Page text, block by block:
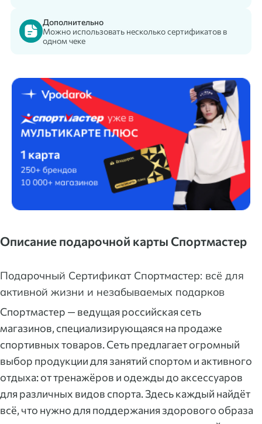
Дополнительно
Можно использовать несколько сертификатов в
одном чеке
Описание подарочной карты Спортмастер
Подарочный Сертификат Спортмастер: всё для
активной жизни и незабываемых подарков
Спортмастер — ведущая российская сеть
магазинов, специализирующаяся на продаже
спортивных товаров. Сеть предлагает огромный
выбор продукции для занятий спортом и активного
отдыха: от тренажёров и одежды до аксессуаров
для различных видов спорта. Здесь каждый найдёт
всё, что нужно для поддержания здорового образа